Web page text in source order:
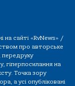
на сайті «RvNews» /
про авторське
передруку
гіперпосилання на
Точка зору
а усі опубліковані